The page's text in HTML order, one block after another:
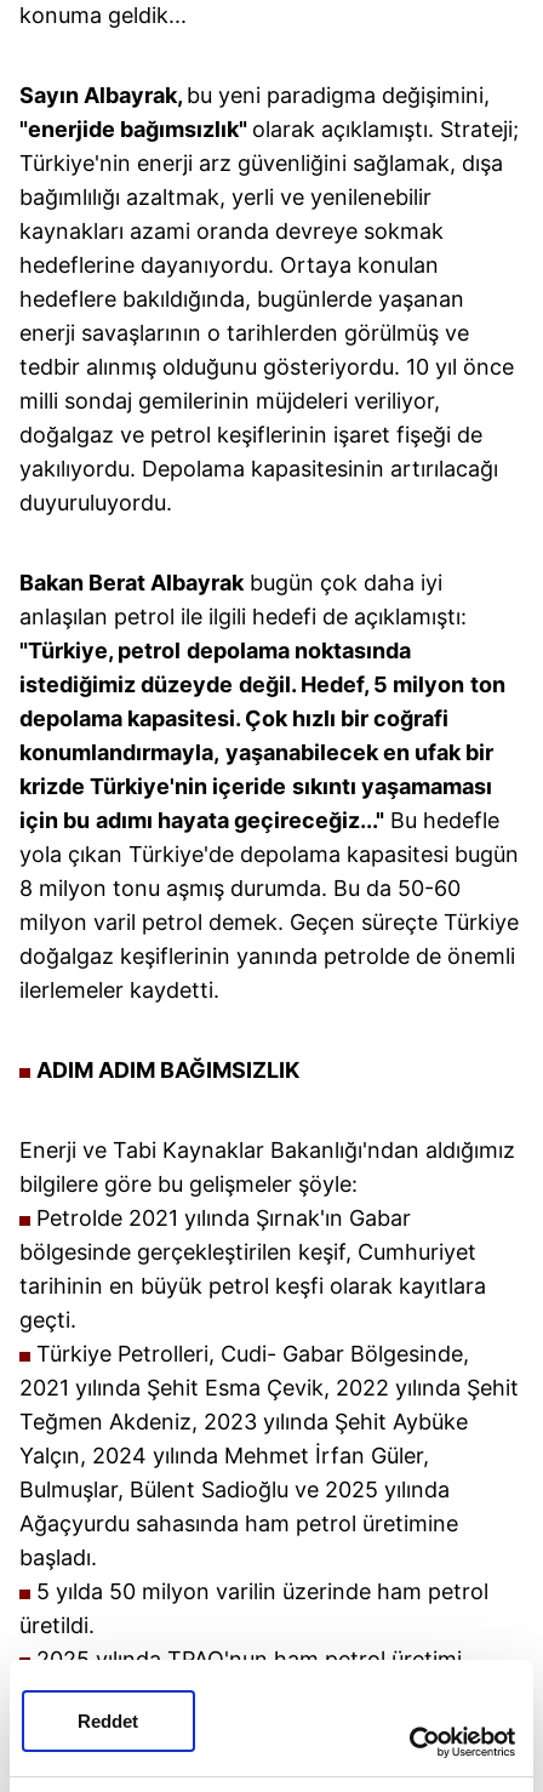
Reddet
konuma geldik...
Sayın Albayrak, bu yeni paradigma değişimini,
"enerjide bağımsızlık" olarak açıklamıştı. Strateji;
Türkiye'nin enerji arz güvenliğini sağlamak, dışa
bağımlılığı azaltmak, yerli ve yenilenebilir
kaynakları azami oranda devreye sokmak
hedeflerine dayanıyordu. Ortaya konulan
hedeflere bakıldığında, bugünlerde yaşanan
enerji savaşlarının o tarihlerden görülmüş ve
tedbir alınmış olduğunu gösteriyordu. 10 yıl önce
milli sondaj gemilerinin müjdeleri veriliyor,
doğalgaz ve petrol keşiflerinin işaret fişeği de
yakılıyordu. Depolama kapasitesinin artırılacağı
duyuruluyordu.
Bakan Berat Albayrak bugün çok daha iyi
anlaşılan petrol ile ilgili hedefi de açıklamıştı:
"Türkiye, petrol depolama noktasında
istediğimiz düzeyde değil. Hedef, 5 milyon ton
depolama kapasitesi. Çok hızlı bir coğrafi
konumlandırmayla, yaşanabilecek en ufak bir
krizde Türkiye'nin içeride sıkıntı yaşamaması
için bu adımı hayata geçireceğiz..." Bu hedefle
yola çıkan Türkiye'de depolama kapasitesi bugün
8 milyon tonu aşmış durumda. Bu da 50-60
milyon varil petrol demek. Geçen süreçte Türkiye
doğalgaz keşiflerinin yanında petrolde de önemli
ilerlemeler kaydetti.
ADIM ADIM BAĞIMSIZLIK
Enerji ve Tabi Kaynaklar Bakanlığı'ndan aldığımız
bilgilere göre bu gelişmeler şöyle:
Petrolde 2021 yılında Şırnak'ın Gabar
bölgesinde gerçekleştirilen keşif, Cumhuriyet
tarihinin en büyük petrol keşfi olarak kayıtlara
geçti.
Türkiye Petrolleri, Cudi- Gabar Bölgesinde,
2021 yılında Şehit Esma Çevik, 2022 yılında Şehit
Teğmen Akdeniz, 2023 yılında Şehit Aybüke
Yalçın, 2024 yılında Mehmet İrfan Güler,
Bulmuşlar, Bülent Sadioğlu ve 2025 yılında
Ağaçyurdu sahasında ham petrol üretimine
başladı.
5 yılda 50 milyon varilin üzerinde ham petrol
üretildi.
2025 yılında TPAO'nun ham petrol üretimi,
yaklaşık 44 milyon varile ulaşarak rekor kırmıştır.
Bu rekor üretimin 27,6 milyonluk kısmının Gabar
sahalarından sağlanmış olması, söz konusu